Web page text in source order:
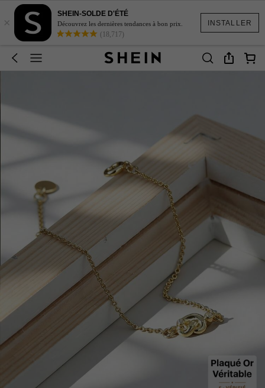
INSTALLER
×
SHEIN-SOLDE D'ÉTÉ
Découvrez les dernières tendances à bon prix.
(18,717)